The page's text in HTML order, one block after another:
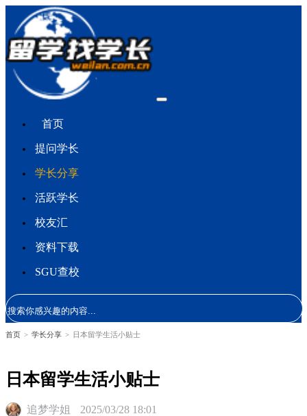
首页
提问学长
学长分享
活跃学长
校友汇
资料下载
SGU查校
首页 > 学长分享 > 日本留学生活小贴士
日本留学生活小贴士
追梦学姐 2025/03/28 18:01